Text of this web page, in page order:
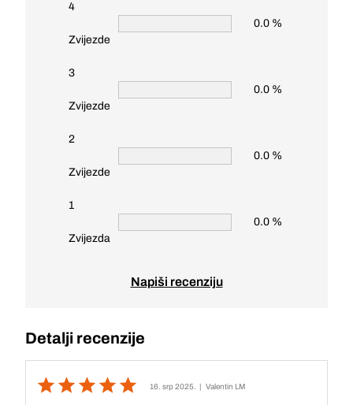
4
Zvijezde
0.0 %
3
Zvijezde
0.0 %
2
Zvijezde
0.0 %
1
Zvijezda
0.0 %
Napiši recenziju
Detalji recenzije
16. srp 2025. | Valentin LM